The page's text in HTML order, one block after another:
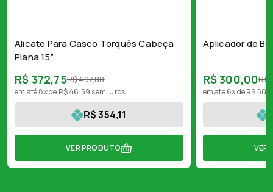
Alicate Para Casco Torquês Cabeça
Plana 15”
R$ 372,75R$ 497,00
R$ 354,11
em até 8x de R$ 46,59 sem juros
VER PRODUTO
Aplicador de
R$ 300,00R$
em até 6x de R$
VER